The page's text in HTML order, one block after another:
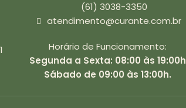
(61) 3038-3350
atendimento@curante.com.br
Horário de Funcionamento:
Segunda a Sexta: 08:00 às 19:00h
Sábado de 09:00 às 13:00h.